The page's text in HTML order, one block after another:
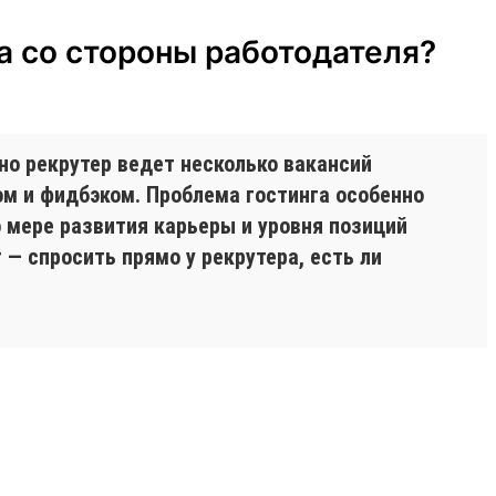
стороны работодателя?
рекрутер ведет несколько вакансий
и фидбэком. Проблема гостинга особенно
развития карьеры и уровня позиций
спросить прямо у рекрутера, есть ли